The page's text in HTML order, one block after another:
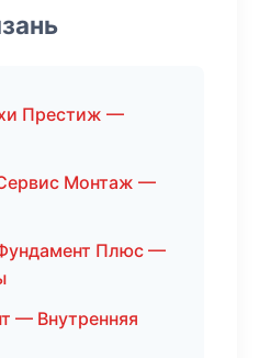
Престиж —
Монтаж —
Плюс —
— Внутренняя